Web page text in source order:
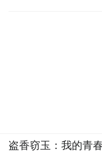
盗香窃玉：我的青